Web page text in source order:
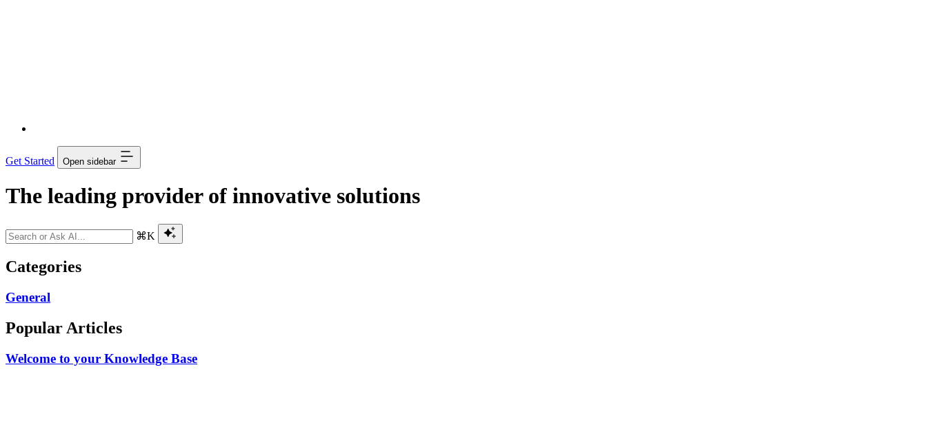
Get Started Open sidebar
The leading provider of innovative solutions
⌘K
Categories
General
Popular Articles
Welcome to your Knowledge Base